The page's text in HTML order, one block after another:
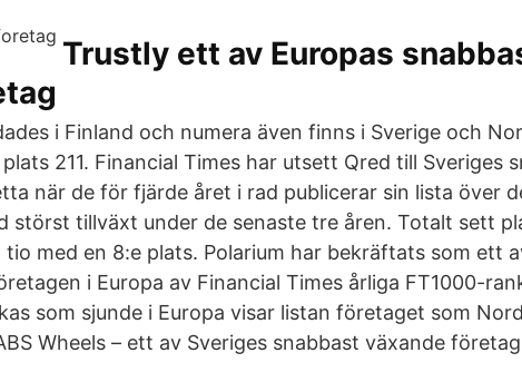
Trustly ett av Europas
i Finland och numera även finns i Sverige och
211. Financial Times har utsett Qred till Sveriges
när de för fjärde året i rad publicerar sin lista över
störst tillväxt under de senaste tre åren. Totalt sett
med en 8:e plats. Polarium har bekräftats som ett
i Europa av Financial Times årliga FT1000-
som sjunde i Europa visar listan företaget som
Wheels – ett av Sveriges snabbast växande